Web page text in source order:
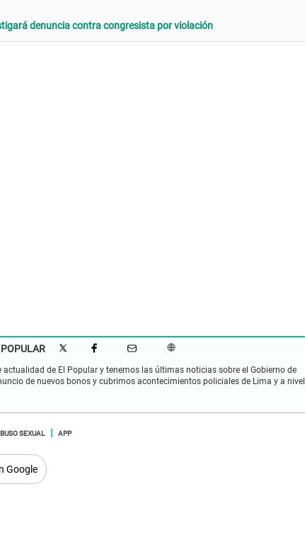
denuncia contra congresista por violación
actualidad de El Popular y tenemos las últimas noticias sobre el Gobierno de
de nuevos bonos y cubrimos acontecimientos policiales de Lima y a nivel
SEXUAL APP
Google